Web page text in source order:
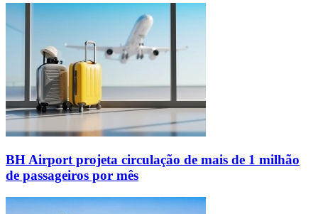
BH Airport projeta circulação de mais de 1 milhão
de passageiros por mês